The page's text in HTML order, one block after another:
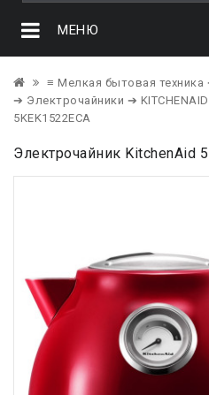
МЕНЮ
≡ Мелкая бытовая техника
➔ Электрочайники ➔ KITCHENAID
5KEK1522ECA
Электрочайник KitchenAid